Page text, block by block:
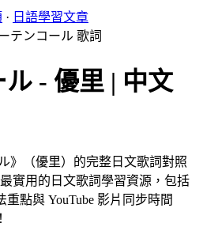
· 日語學習文章
テンコール 歌詞
- 優里 | 中文
》（優里）的完整日文歌詞對照
實用的日文歌詞學習資源，包括
點與 YouTube 影片同步時間